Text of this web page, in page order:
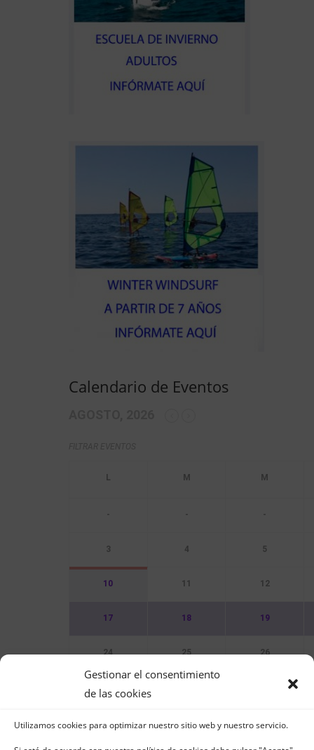
Gestionar el consentimiento
de las cookies
Utilizamos cookies para optimizar nuestro sitio web y nuestro servicio.
Calendario de Eventos
- - -
3 4 5
10 11 12
17 18 19
24 25 26
Sin Eventos